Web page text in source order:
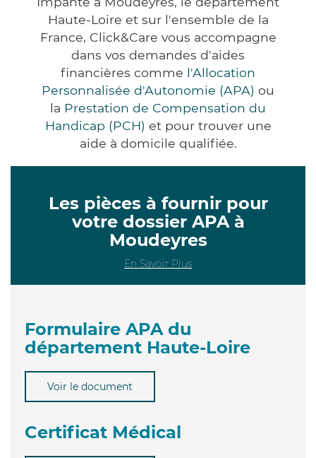
Haute-Loire et sur l'ensemble de la
France, Click&Care vous accompagne
dans vos demandes d'aides
financières comme l'Allocation
Personnalisée d'Autonomie (APA) ou
la Prestation de Compensation du
Handicap (PCH) et pour trouver une
aide à domicile qualifiée.
Les pièces à fournir pour
votre dossier APA à
Moudeyres
En Savoir Plus
Formulaire APA du
département Haute-Loire
Voir le document
Certificat Médical